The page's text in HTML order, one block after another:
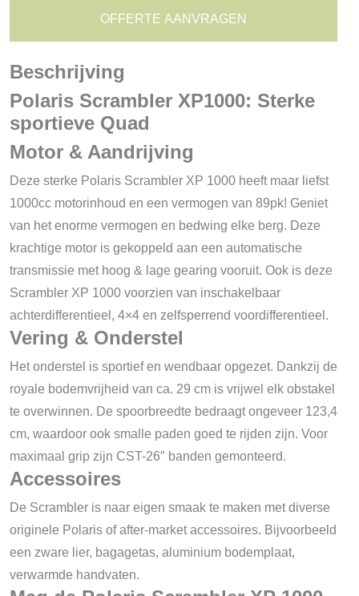
OFFERTE AANVRAGEN
Beschrijving
Polaris Scrambler XP1000: Sterke
sportieve Quad
Motor & Aandrijving
Deze sterke Polaris Scrambler XP 1000 heeft maar liefst
1000cc motorinhoud en een vermogen van 89pk! Geniet
van het enorme vermogen en bedwing elke berg. Deze
krachtige motor is gekoppeld aan een automatische
transmissie met hoog & lage gearing vooruit. Ook is deze
Scrambler XP 1000 voorzien van inschakelbaar
achterdifferentieel, 4×4 en zelfsperrend voordifferentieel.
Vering & Onderstel
Het onderstel is sportief en wendbaar opgezet. Dankzij de
royale bodemvrijheid van ca. 29 cm is vrijwel elk obstakel
te overwinnen. De spoorbreedte bedraagt ongeveer 123,4
cm, waardoor ook smalle paden goed te rijden zijn. Voor
maximaal grip zijn CST-26″ banden gemonteerd.
Accessoires
De Scrambler is naar eigen smaak te maken met diverse
originele Polaris of after-market accessoires. Bijvoorbeeld
een zware lier, bagagetas, aluminium bodemplaat,
verwarmde handvaten.